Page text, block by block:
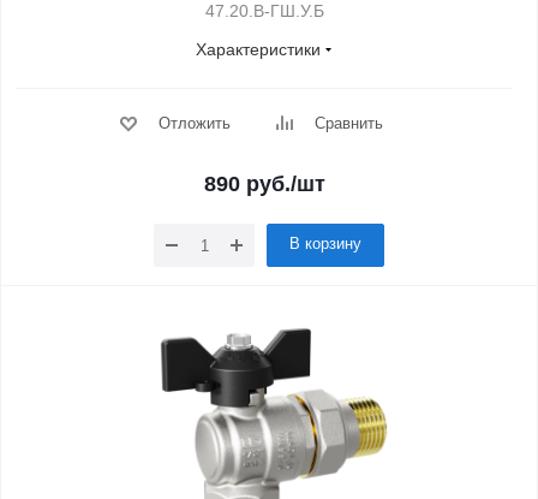
47.20.В-ГШ.У.Б
Характеристики
Отложить Сравнить
890 руб./шт
В корзину